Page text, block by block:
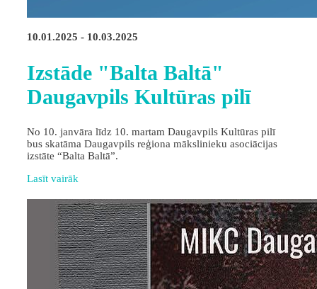
10.01.2025 - 10.03.2025
Izstāde "Balta Baltā"
Daugavpils Kultūras pilī
No 10. janvāra līdz 10. martam Daugavpils Kultūras pilī
bus skatāma Daugavpils reģiona mākslinieku asociācijas
izstāte “Balta Baltā”.
Lasīt vairāk